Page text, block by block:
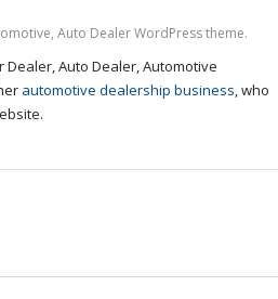
Auto Dealer WordPress theme.
Auto Dealer, Automotive
automotive dealership business, who